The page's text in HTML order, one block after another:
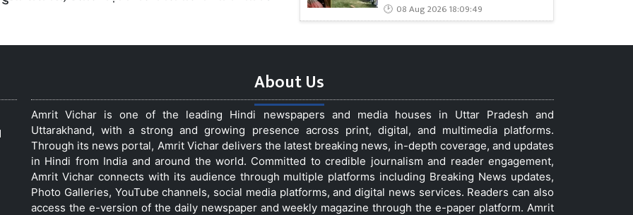
08 Aug 2026 18:09:49
About Us
Amrit Vichar is one of the leading Hindi newspapers and media houses in Uttar Pradesh and
Uttarakhand, with a strong and growing presence across print, digital, and multimedia platforms.
Through its news portal, Amrit Vichar delivers the latest breaking news, in-depth coverage, and updates
in Hindi from India and around the world. Committed to credible journalism and reader engagement,
Amrit Vichar connects with its audience through multiple platforms including Breaking News updates,
Photo Galleries, YouTube channels, social media platforms, and digital news services. Readers can also
access the e-version of the daily newspaper and weekly magazine through the e-paper platform. Amrit